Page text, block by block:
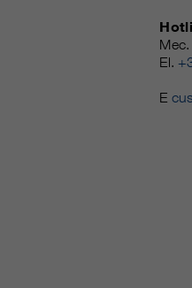
Mec.
El.
E